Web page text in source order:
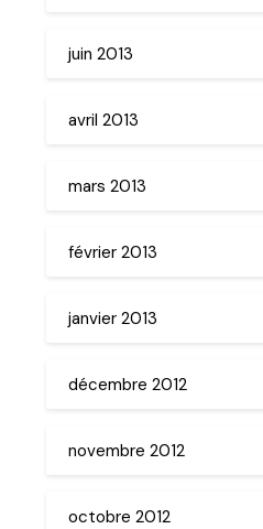
juin 2013
avril 2013
mars 2013
février 2013
janvier 2013
décembre 2012
novembre 2012
octobre 2012